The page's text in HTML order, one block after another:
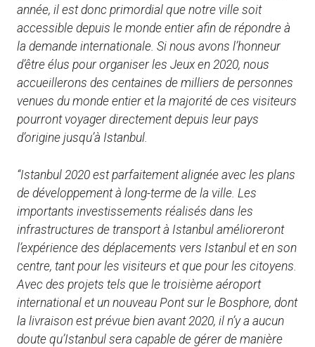
année, il est donc primordial que notre ville soit
accessible depuis le monde entier afin de répondre à
la demande internationale. Si nous avons l’honneur
d’être élus pour organiser les Jeux en 2020, nous
accueillerons des centaines de milliers de personnes
venues du monde entier et la majorité de ces visiteurs
pourront voyager directement depuis leur pays
d’origine jusqu’à Istanbul.
“Istanbul 2020 est parfaitement alignée avec les plans
de développement à long-terme de la ville. Les
importants investissements réalisés dans les
infrastructures de transport à Istanbul amélioreront
l’expérience des déplacements vers Istanbul et en son
centre, tant pour les visiteurs et que pour les citoyens.
Avec des projets tels que le troisième aéroport
international et un nouveau Pont sur le Bosphore, dont
la livraison est prévue bien avant 2020, il n’y a aucun
doute qu’Istanbul sera capable de gérer de manière